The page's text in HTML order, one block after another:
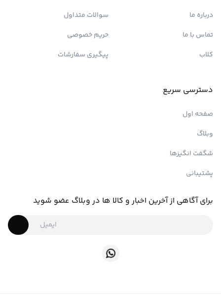
درباره ما
تماس با ما
کلاب
سوالات متداول
حریم خصوصی
پیگیری سفارشات
دسترسی سریع
صفحه اول
وبلاگ
شگفت انگیزها
پشتیبانی
برای آگاهی از آخرین اخبار و کالا ها در وبلاگ عضو شوید